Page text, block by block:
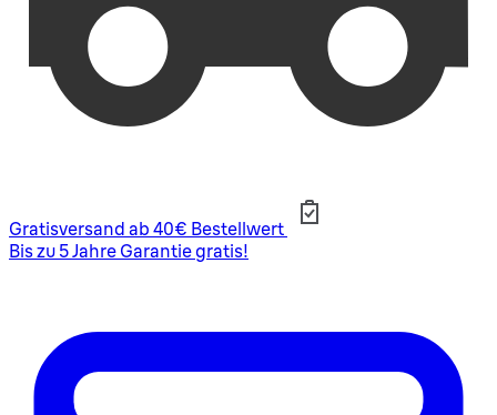
Gratisversand ab 40€ Bestellwert
Bis zu 5 Jahre Garantie gratis!